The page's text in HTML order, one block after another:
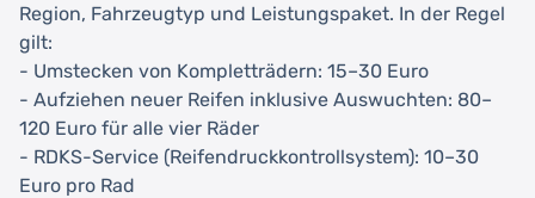
Region, Fahrzeugtyp und Leistungspaket. In der Regel
gilt:
- Umstecken von Kompletträdern: 15–30 Euro
- Aufziehen neuer Reifen inklusive Auswuchten: 80–
120 Euro für alle vier Räder
- RDKS-Service (Reifendruckkontrollsystem): 10–30
Euro pro Rad